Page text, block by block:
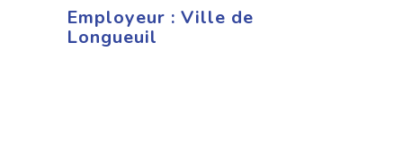
Employeur : Ville de
Longueuil